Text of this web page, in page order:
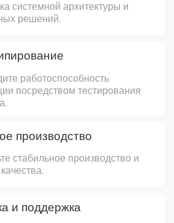
системной архитектуры и
решений.
работоспособность
посредством тестирования
производство
стабильное производство и
и поддержка